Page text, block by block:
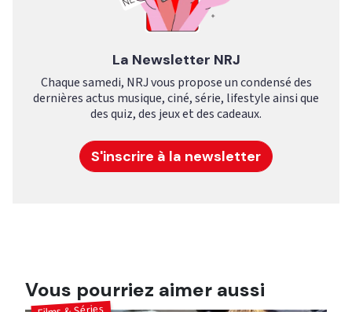
La Newsletter NRJ
Chaque samedi, NRJ vous propose un condensé des
dernières actus musique, ciné, série, lifestyle ainsi que
des quiz, des jeux et des cadeaux.
S'inscrire à la newsletter
Vous pourriez aimer aussi